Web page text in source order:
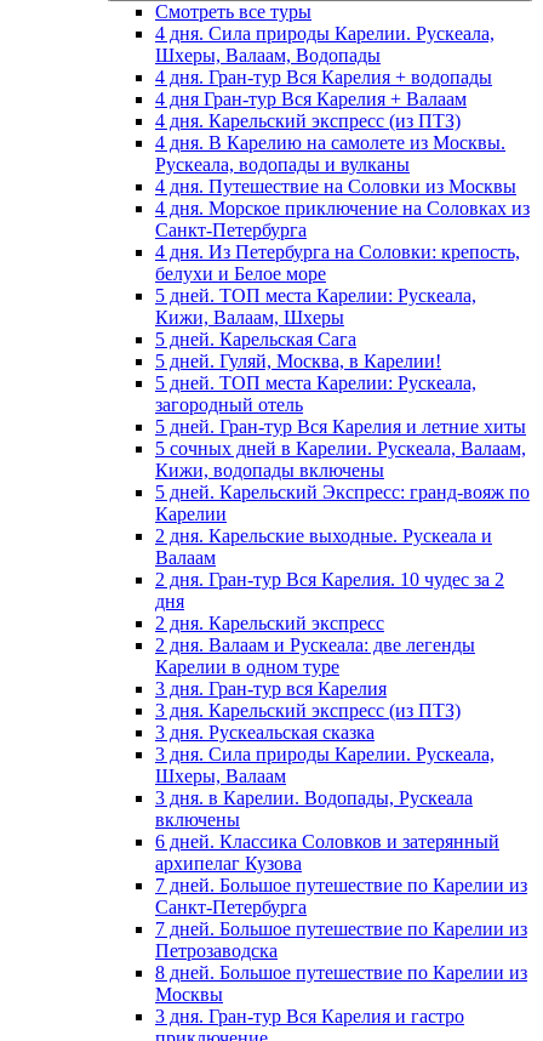
Смотреть все туры
4 дня. Сила природы Карелии. Рускеала,
Шхеры, Валаам, Водопады
4 дня. Гран-тур Вся Карелия + водопады
4 дня Гран-тур Вся Карелия + Валаам
4 дня. Карельский экспресс (из ПТЗ)
4 дня. В Карелию на самолете из Москвы.
Рускеала, водопады и вулканы
4 дня. Путешествие на Соловки из Москвы
4 дня. Морское приключение на Соловках из
Санкт-Петербурга
4 дня. Из Петербурга на Соловки: крепость,
белухи и Белое море
5 дней. ТОП места Карелии: Рускеала,
Кижи, Валаам, Шхеры
5 дней. Карельская Сага
5 дней. Гуляй, Москва, в Карелии!
5 дней. ТОП места Карелии: Рускеала,
загородный отель
5 дней. Гран-тур Вся Карелия и летние хиты
5 сочных дней в Карелии. Рускеала, Валаам,
Кижи, водопады включены
5 дней. Карельский Экспресс: гранд-вояж по
Карелии
2 дня. Карельские выходные. Рускеала и
Валаам
2 дня. Гран-тур Вся Карелия. 10 чудес за 2
дня
2 дня. Карельский экспресс
2 дня. Валаам и Рускеала: две легенды
Карелии в одном туре
3 дня. Гран-тур вся Карелия
3 дня. Карельский экспресс (из ПТЗ)
3 дня. Рускеальская сказка
3 дня. Сила природы Карелии. Рускеала,
Шхеры, Валаам
3 дня. в Карелии. Водопады, Рускеала
включены
6 дней. Классика Соловков и затерянный
архипелаг Кузова
7 дней. Большое путешествие по Карелии из
Санкт-Петербурга
7 дней. Большое путешествие по Карелии из
Петрозаводска
8 дней. Большое путешествие по Карелии из
Москвы
3 дня. Гран-тур Вся Карелия и гастро